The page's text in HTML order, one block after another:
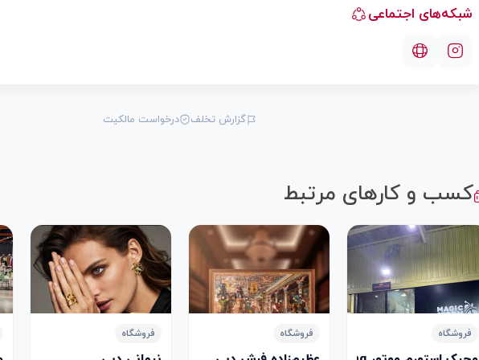
شبکه‌های اجتماعی
گزارش تخلف درخواست مالکیت
کسب و کارهای مرتبط
فروشگاه فروشگاه فروشگاه